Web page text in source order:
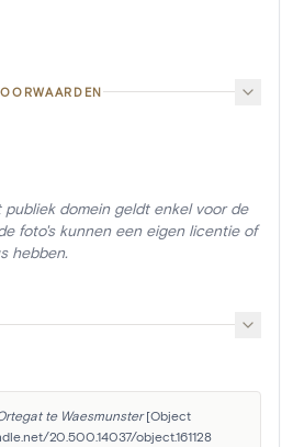
domein geldt enkel voor de
foto's kunnen een eigen licentie of
hebben.
te Waesmunster [Object
20.500.14037/object.161128